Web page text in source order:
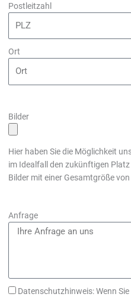
Postleitzahl
Ort
Bilder
Hier haben Sie die Möglichkeit
im Idealfall den zukünftigen
Bilder mit einer Gesamtgröße
Anfrage
Datenschutzhinweis: Wenn